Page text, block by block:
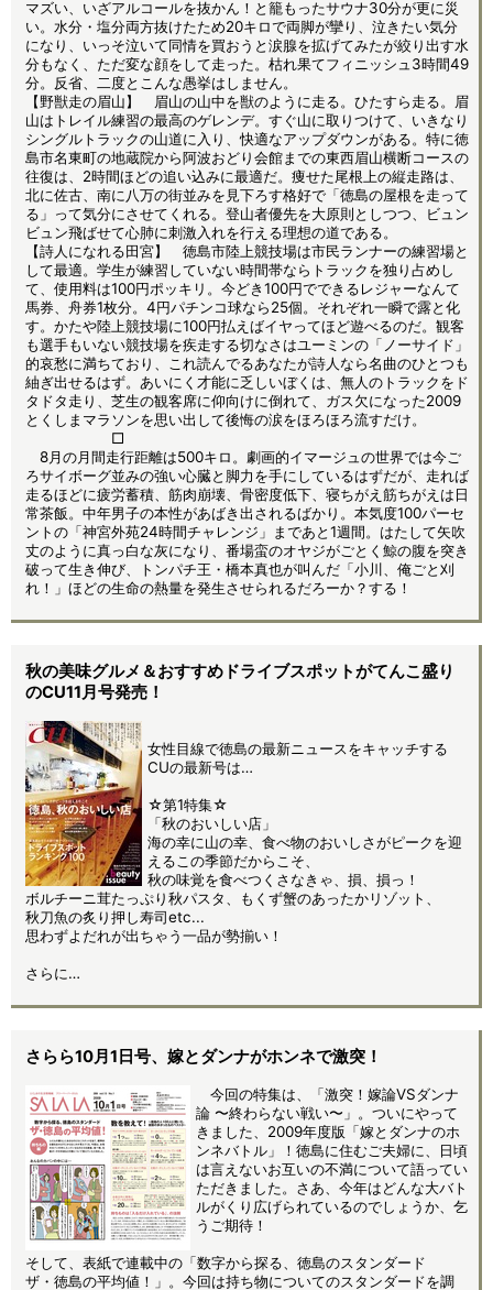
マズい、いざアルコールを抜かん！と籠もったサウナ30分が更に災
い。水分・塩分両方抜けたため20キロで両脚が攣り、泣きたい気分
になり、いっそ泣いて同情を買おうと涙腺を拡げてみたが絞り出す水
分もなく、ただ変な顔をして走った。枯れ果てフィニッシュ3時間49
分。反省、二度とこんな愚挙はしません。
【野獣走の眉山】 眉山の山中を獣のように走る。ひたすら走る。眉
山はトレイル練習の最高のゲレンデ。すぐ山に取りつけて、いきなり
シングルトラックの山道に入り、快適なアップダウンがある。特に徳
島市名東町の地蔵院から阿波おどり会館までの東西眉山横断コースの
往復は、2時間ほどの追い込みに最適だ。痩せた尾根上の縦走路は、
北に佐古、南に八万の街並みを見下ろす格好で「徳島の屋根を走って
る」って気分にさせてくれる。登山者優先を大原則としつつ、ビュン
ビュン飛ばせて心肺に刺激入れを行える理想の道である。
【詩人になれる田宮】 徳島市陸上競技場は市民ランナーの練習場と
して最適。学生が練習していない時間帯ならトラックを独り占めし
て、使用料は100円ポッキリ。今どき100円でできるレジャーなんて
馬券、舟券1枚分。4円パチンコ球なら25個。それぞれ一瞬で露と化
す。かたや陸上競技場に100円払えばイヤってほど遊べるのだ。観客
も選手もいない競技場を疾走する切なさはユーミンの「ノーサイド」
的哀愁に満ちており、これ読んでるあなたが詩人なら名曲のひとつも
紬ぎ出せるはず。あいにく才能に乏しいぼくは、無人のトラックをド
タドタ走り、芝生の観客席に仰向けに倒れて、ガス欠になった2009
とくしまマラソンを思い出して後悔の涙をほろほろ流すだけ。
□
8月の月間走行距離は500キロ。劇画的イマージュの世界では今ご
ろサイボーグ並みの強い心臓と脚力を手にしているはずだが、走れば
走るほどに疲労蓄積、筋肉崩壊、骨密度低下、寝ちがえ筋ちがえは日
常茶飯。中年男子の本性があばき出されるばかり。本気度100パーセ
ントの「神宮外苑24時間チャレンジ」まであと1週間。はたして矢吹
丈のように真っ白な灰になり、番場蛮のオヤジがごとく鯨の腹を突き
破って生き伸び、トンパチ王・橋本真也が叫んだ「小川、俺ごと刈
れ！」ほどの生命の熱量を発生させられるだろーか？する！
秋の美味グルメ＆おすすめドライブスポットがてんこ盛り
のCU11月号発売！
女性目線で徳島の最新ニュースをキャッチする
CUの最新号は…
☆第1特集☆
「秋のおいしい店」
海の幸に山の幸、食べ物のおいしさがピークを迎
えるこの季節だからこそ、
秋の味覚を食べつくさなきゃ、損、損っ！
ボルチーニ茸たっぷり秋パスタ、もくず蟹のあったかリゾット、
秋刀魚の炙り押し寿司etc...
思わずよだれが出ちゃう一品が勢揃い！
さらに…
さらら10月1日号、嫁とダンナがホンネで激突！
今回の特集は、「激突！嫁論VSダンナ
論 〜終わらない戦い〜」。ついにやって
きました、2009年度版「嫁とダンナのホ
ンネバトル」！徳島に住むご夫婦に、日頃
は言えないお互いの不満について語ってい
ただきました。さあ、今年はどんな大バト
ルがくり広げられているのでしょうか、乞
うご期待！
そして、表紙で連載中の「数字から探る、徳島のスタンダード
ザ・徳島の平均値！」。今回は持ち物についてのスタンダードを調